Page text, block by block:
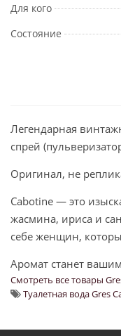
Для кого
Состояние
Легендарная
спрей
Оригинал, не
Cabotine — это
жасмина, ириса и
себе женщин,
Аромат станет
Смотреть все товары
Туалетная вода Gres